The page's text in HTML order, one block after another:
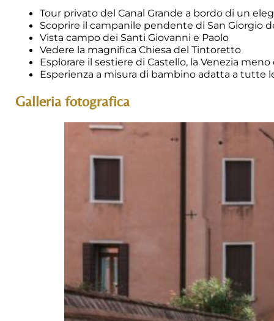
Tour privato del Canal Grande a bordo di un
Scoprire il campanile pendente di San Giorgio
Vista campo dei Santi Giovanni e Paolo
Vedere la magnifica Chiesa del Tintoretto
Esplorare il sestiere di Castello, la Venezia
Esperienza a misura di bambino adatta a tutte
Galleria fotografica